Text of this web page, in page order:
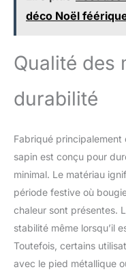
déco Noël
Qualité des
durabilité
Fabriqué
sapin est conçu pour
minimal. Le matériau
période festive où
chaleur sont présentes.
stabilité même lorsqu’il
Toutefois, certains
avec le pied métallique